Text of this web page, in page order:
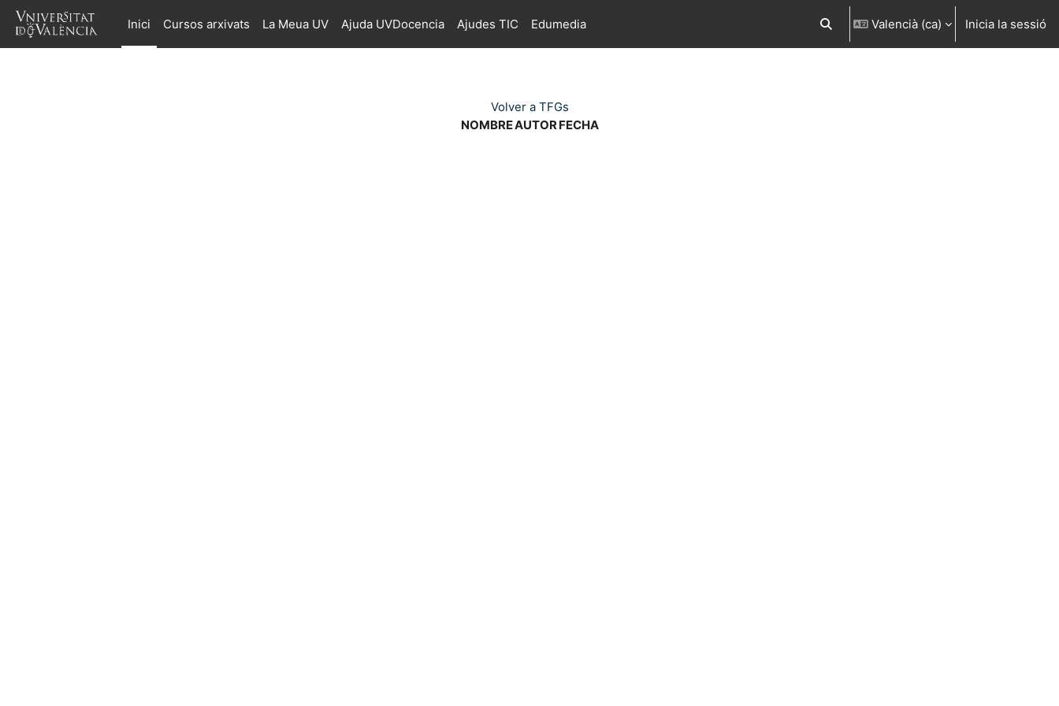
Ves al contingut principal
Inici
Cursos arxivats La Meua UV Ajuda UVDocencia Ajudes TIC Edumedia Commuta l'entrada de la cerca
Valencià ‎(ca)‎ Inicia la sessió
Volver a TFGs
NOMBREAUTORFECHA